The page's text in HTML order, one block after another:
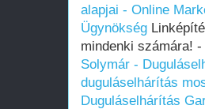
alapjai - Online
Ügynökség
mindenki számára!
Solymár -
duguláselhárítás
Duguláselhárítás